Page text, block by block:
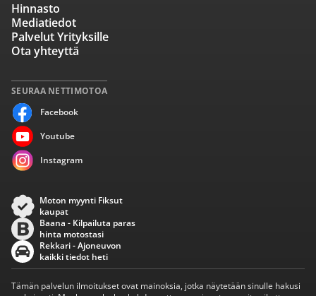
SEURAA NETTIMOTOA
Facebook
Youtube
Instagram
Hinnasto
Mediatiedot
Palvelut Yrityksille
Ota yhteyttä
Moton myynti Fiksut
kaupat
Baana - Kilpailuta paras
hinta motostasi
Rekkari - Ajoneuvon
kaikki tiedot heti
Tämän palvelun ilmoitukset ovat mainoksia, jotka näytetään sinulle hakusi